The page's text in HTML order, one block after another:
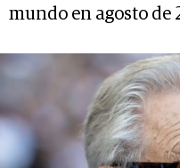
mundo en agosto de